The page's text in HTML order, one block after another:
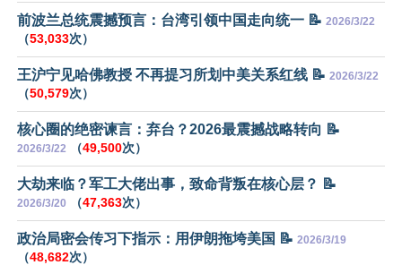
前波兰总统震撼预言：台湾引领中国走向统一 📝 2026/3/22
（53,033次）
王沪宁见哈佛教授 不再提习所划中美关系红线 📝 2026/3/22
（50,579次）
核心圈的绝密谏言：弃台？2026最震撼战略转向 📝
2026/3/22 （49,500次）
大劫来临？军工大佬出事，致命背叛在核心层？ 📝
2026/3/20 （47,363次）
政治局密会传习下指示：用伊朗拖垮美国 📝 2026/3/19
（48,682次）